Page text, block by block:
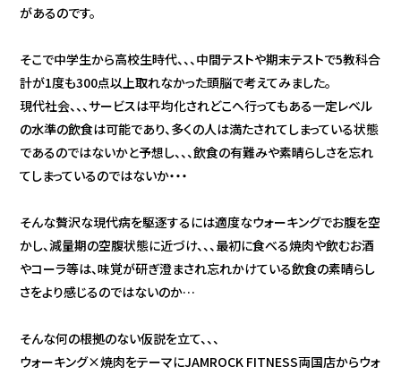
があるのです。
そこで中学生から高校生時代、、、中間テストや期末テストで5教科合
計が1度も300点以上取れなかった頭脳で考えてみました。
現代社会、、、サービスは平均化されどこへ行ってもある一定レベル
の水準の飲食は可能であり、多くの人は満たされてしまっている状態
であるのではないかと予想し、、、飲食の有難みや素晴らしさを忘れ
てしまっているのではないか・・・
そんな贅沢な現代病を駆逐するには適度なウォーキングでお腹を空
かし、減量期の空腹状態に近づけ、、、最初に食べる焼肉や飲むお酒
やコーラ等は、味覚が研ぎ澄まされ忘れかけている飲食の素晴らし
さをより感じるのではないのか…
そんな何の根拠のない仮説を立て、、、
ウォーキング×焼肉をテーマにJAMROCK FITNESS両国店からウォ